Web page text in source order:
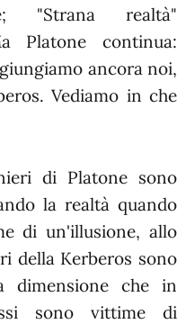
"Strana realtà"
Platone continua:
ancora noi,
Vediamo in che
di Platone sono
la realtà quando
di un'illusione, allo
della Kerberos sono
dimensione che in
sono vittime di